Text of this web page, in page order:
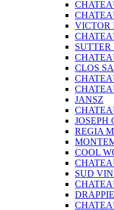
VICTOR
SUTTER
CLOS
JANSZ
JOSEPH
REGIA
COOL
SUD